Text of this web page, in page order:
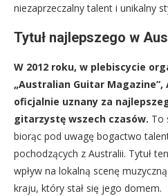
niezaprzeczalny talent i unikalny
Tytuł najlepszego w
W 2012 roku, w plebiscycie
„Australian Guitar Magazine”,
oficjalnie uznany za
gitarzystę wszech czasów. To
biorąc pod uwagę bogactwo
pochodzących z Australii. Tytuł
wpływ na lokalną scenę
kraju, który stał się jego domem.